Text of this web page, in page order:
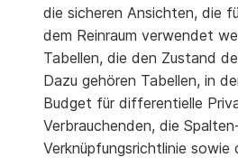
die sicheren Ansichten, die
dem Reinraum verwendet
Tabellen, die den Zustand
Dazu gehören Tabellen, in
Budget für differentielle
Verbrauchenden, die
Verknüpfungsrichtlinie sowie